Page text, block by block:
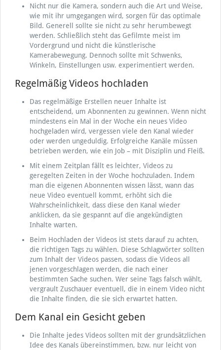
Nicht nur die Kamera, sondern auch die Art und Weise,
wie mit ihr umgegangen wird, sorgen für das optimale
Bild. Generell sollte sie nicht zu sehr herumbewegt
werden. Schließlich steht das Gefilmte meist im
Vordergrund und nicht die künstlerische
Kamerabewegung. Dennoch sollte mit Schwenks,
Winkeln, Einstellungen usw. experimentiert werden.
Regelmäßig Videos hochladen
Das regelmäßige Erstellen neuer Inhalte ist
entscheidend, um Abonnenten zu gewinnen. Wenn nicht
mindestens ein Mal in der Woche ein neues Video
hochgeladen wird, vergessen viele den Kanal wieder
oder werden ungeduldig. Erfolgreiche Kanäle müssen
betrieben werden, wie ein Job – mit Disziplin und Fleiß.
Mit einem Zeitplan fällt es leichter, Videos zu
geregelten Zeiten in der Woche hochzuladen. Indem
man die eigenen Abonnenten wissen lässt, wann das
neue Video eventuell kommt, erhöht sich die
Wahrscheinlichkeit, dass diese den Kanal wieder
anklicken, da sie gespannt auf die angekündigten
Inhalte warten.
Beim Hochladen der Videos ist stets darauf zu achten,
die richtigen Tags zu wählen. Diese Schlagwörter sollten
zum Inhalt der Videos passen, sodass die Videos all
jenen vorgeschlagen werden, die nach einer
bestimmten Sache suchen. Wer seine Tags falsch wählt,
vergrault Zuschauer eventuell, die in einem Video nicht
die Inhalte finden, die sie sich erwartet hatten.
Dem Kanal ein Gesicht geben
Die Inhalte jedes Videos sollten mit der grundsätzlichen
Idee des Kanals übereinstimmen, bzw. nur leicht von